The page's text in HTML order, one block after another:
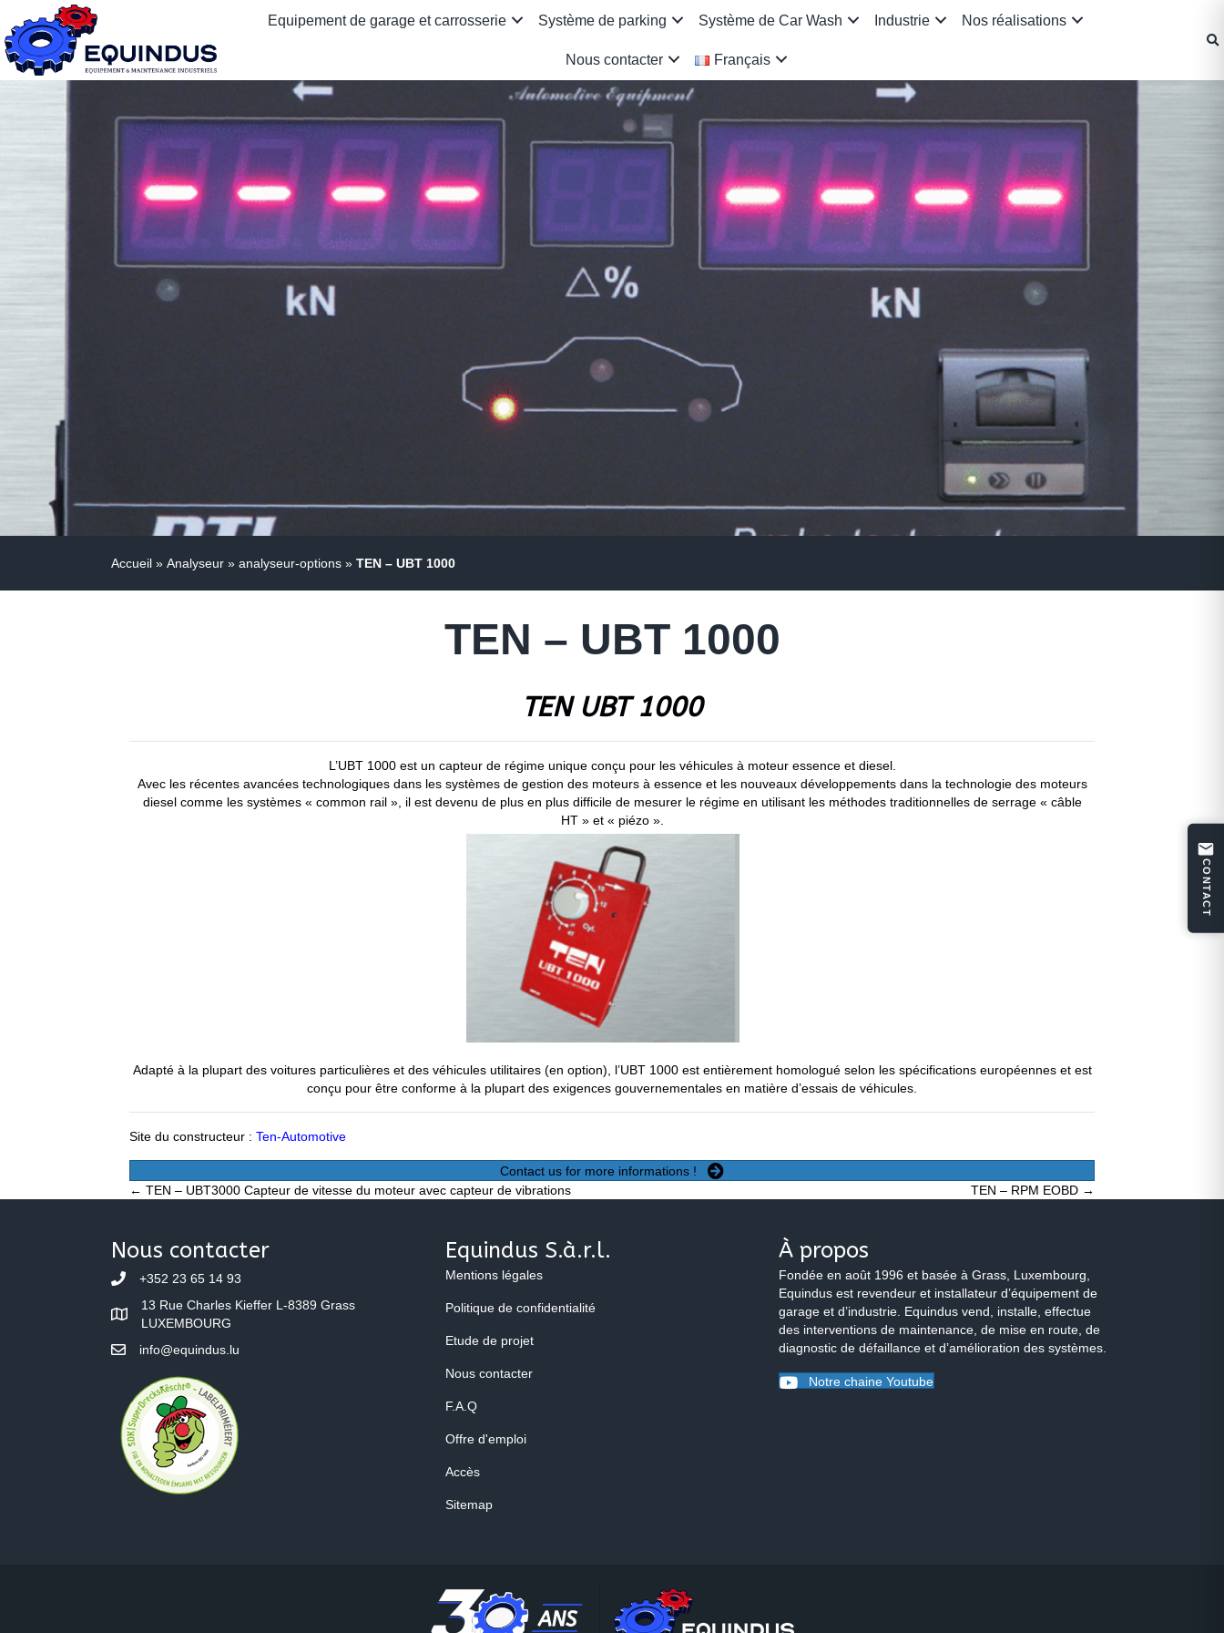
Equipement de garage et carrosserie Système de parking Système de Car Wash Industrie Nos réalisations
Nous contacter Français
Accueil » Analyseur » analyseur-options » TEN – UBT 1000
TEN – UBT 1000
TEN UBT 1000
L’UBT 1000 est un capteur de régime unique conçu pour les véhicules à moteur essence et diesel.
Avec les récentes avancées technologiques dans les systèmes de gestion des moteurs à essence et les nouveaux développements dans la technologie des moteurs
diesel comme les systèmes « common rail », il est devenu de plus en plus difficile de mesurer le régime en utilisant les méthodes traditionnelles de serrage « câble
HT » et « piézo ».
Adapté à la plupart des voitures particulières et des véhicules utilitaires (en option), l’UBT 1000 est entièrement homologué selon les spécifications européennes et est
conçu pour être conforme à la plupart des exigences gouvernementales en matière d’essais de véhicules.
Site du constructeur : Ten-Automotive
Contact us for more informations !
Posts
navigation
← TEN – UBT3000 Capteur de vitesse du moteur avec capteur de vibrations TEN – RPM EOBD →
Nous contacter
+352 23 65 14 93
13 Rue Charles Kieffer L-8389 Grass
LUXEMBOURG
info@equindus.lu
Equindus S.à.r.l.
Mentions légales
Politique de confidentialité
Etude de projet
Nous contacter
F.A.Q
Offre d'emploi
Accès
Sitemap
À propos
Fondée en août 1996 et basée à Grass, Luxembourg,
Equindus est revendeur et installateur d’équipement de
garage et d’industrie. Equindus vend, installe, effectue
des interventions de maintenance, de mise en route, de
diagnostic de défaillance et d’amélioration des systèmes.
Notre chaine Youtube
CONTACT